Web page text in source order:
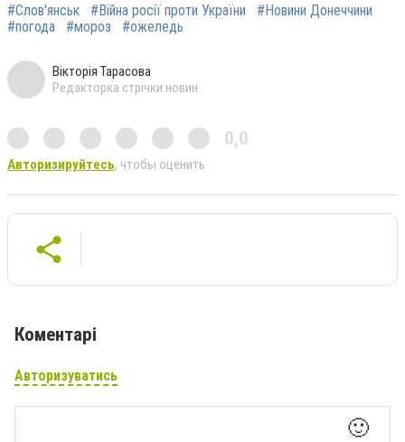
#Слов'янськ #Війна росії проти України
#Новини Донеччини
#погода
#мороз #ожеледь
Вікторія Тарасова
Редакторка стрічки новин
0,0
Авторизируйтесь, чтобы оценить
Коментарі
Авторизуватись
🙂